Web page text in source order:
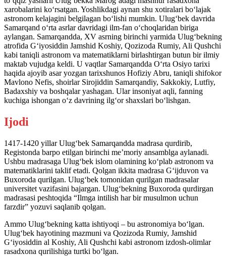
xarobalarini ko‘rsatgan. Yoshlikdagi aynan shu xotiralari bo‘lajak
astronom kelajagini belgilagan bo‘lishi mumkin. Ulug‘bek davrida
Samarqand o‘rta asrlar davridagi ilm-fan o‘choqlaridan biriga
aylangan. Samarqandda, XV asrning birinchi yarmida Ulug‘bekning
atrofida G‘iyosiddin Jamshid Koshiy, Qozizoda Rumiy, Ali Qushchi
kabi taniqli astronom va matematiklarni birlashtirgan butun bir ilmiy
maktab vujudga keldi. U vaqtlar Samarqandda O‘rta Osiyo tarixi
haqida ajoyib asar yozgan tarixshunos Hofiziy Abru, taniqli shifokor
Mavlono Nefis, shoirlar Sirojiddin Samarqandiy, Sakkokiy, Lutfiy,
Badaxshiy va boshqalar yashagan. Ular insoniyat aqli, fanning
kuchiga ishongan o‘z davrining ilg‘or shaxslari bo‘lishgan.
Ijodi
1417-1420 yillar Ulug‘bek Samarqandda madrasa qurdirib,
Registonda barpo etilgan birinchi me’moriy ansamblga aylanadi.
Ushbu madrasaga Ulug‘bek islom olamining ko‘plab astronom va
matematiklarini taklif etadi. Qolgan ikkita madrasa G‘ijduvon va
Buxoroda qurilgan. Ulug‘bek tomonidan qurilgan madrasalar
universitet vazifasini bajargan. Ulug‘bekning Buxoroda qurdirgan
madrasasi peshtoqida “Ilmga intilish har bir musulmon uchun
farzdir” yozuvi saqlanib qolgan.
Ammo Ulug‘bekning katta ishtiyoqi – bu astronomiya bo‘lgan.
Ulug‘bek hayotining mazmuni va Qozizoda Rumiy, Jamshid
G‘iyosiddin al Koshiy, Ali Qushchi kabi astronom izdosh-olimlar
rasadxona qurilishiga turtki bo‘lgan.